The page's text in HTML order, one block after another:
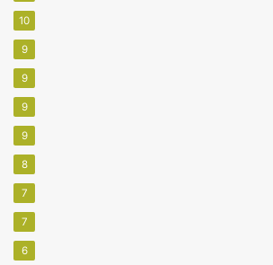
10
9
9
9
9
8
7
7
6